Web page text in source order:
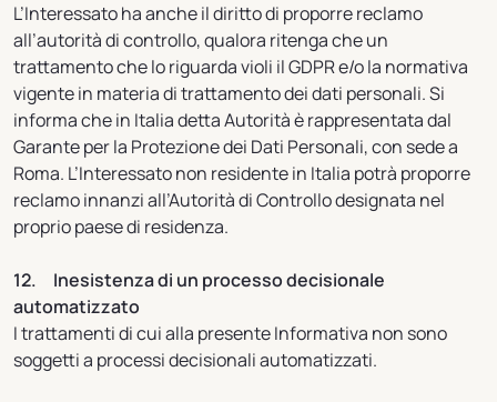
L’Interessato ha anche il diritto di proporre reclamo
all’autorità di controllo, qualora ritenga che un
trattamento che lo riguarda violi il GDPR e/o la normativa
vigente in materia di trattamento dei dati personali. Si
informa che in Italia detta Autorità è rappresentata dal
Garante per la Protezione dei Dati Personali, con sede a
Roma. L’Interessato non residente in Italia potrà proporre
reclamo innanzi all’Autorità di Controllo designata nel
proprio paese di residenza.
12. Inesistenza di un processo decisionale
automatizzato
I trattamenti di cui alla presente Informativa non sono
soggetti a processi decisionali automatizzati.